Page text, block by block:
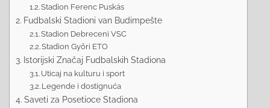
Stadion Ferenc Puskás
Fudbalski Stadioni van Budimpešte
Stadion Debreceni VSC
Stadion Győri ETO
Istorijski Značaj Fudbalskih Stadiona
Uticaj na kulturu i sport
Legende i dostignuća
Saveti za Posetioce Stadiona